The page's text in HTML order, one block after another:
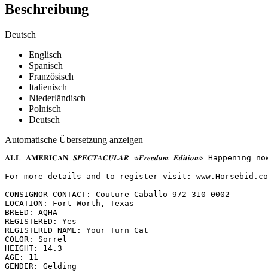
Beschreibung
Deutsch
Englisch
Spanisch
Französisch
Italienisch
Niederländisch
Polnisch
Deutsch
Automatische Übersetzung anzeigen
𝐀𝐋𝐋 𝐀𝐌𝐄𝐑𝐈𝐂𝐀𝐍 𝑺𝑷𝑬𝑪𝑻𝑨𝑪𝑼𝑳𝑨𝑹 ✰𝑭𝒓𝒆𝒆𝒅𝒐𝒎 𝑬𝒅𝒊𝒕𝒊𝒐𝒏✰
For more details and to register visit:
CONSIGNOR CONTACT: Couture Caballo 972-310-0002
LOCATION: Fort Worth, Texas
BREED: AQHA
REGISTERED: Yes
REGISTERED NAME: Your Turn Cat
COLOR: Sorrel
HEIGHT: 14.3
AGE: 11
GENDER: Gelding